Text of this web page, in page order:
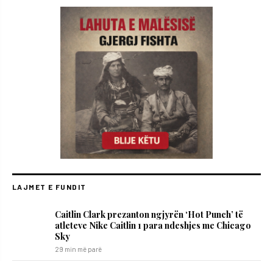
LAJMET E FUNDIT
Caitlin Clark prezanton ngjyrën ‘Hot Punch’ të
atleteve Nike Caitlin 1 para ndeshjes me Chicago
Sky
29 min më parë